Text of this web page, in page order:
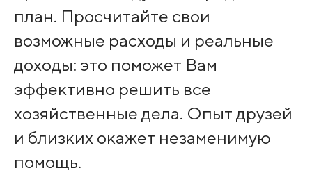
план. Просчитайте свои
возможные расходы и реальные
доходы: это поможет Вам
эффективно решить все
хозяйственные дела. Опыт друзей
и близких окажет незаменимую
помощь.